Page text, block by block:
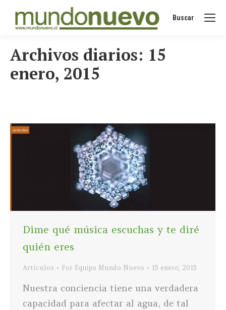
Buscar:
Buscar
Archivos diarios: 15
enero, 2015
Dime qué música escuchas y te diré
quién eres
Artículos Por Equipo Mundo Nuevo 15 enero, 2015
Nuestra conciencia tiene una verdadera
capacidad para afectar al agua, de tal